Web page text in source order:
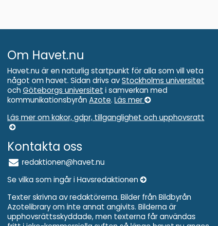
Om Havet.nu
Havet.nu är en naturlig startpunkt för alla som vill veta
något om havet. Sidan drivs avStockholms universitet
och Göteborgs universitet i samverkan med
kommunikationsbyrån Azote. Läs mer
Läs mer om kakor, gdpr, tillganglighet och upphovsratt
Kontakta oss
redaktionen@havet.nu
Se vilka som ingår i Havsredaktionen
Texter skrivna av redaktörerna. Bilder från Bildbyrån
Azotelibrary om inte annat angivits. Bilderna är
upphovsrättsskyddade, men texterna får användas